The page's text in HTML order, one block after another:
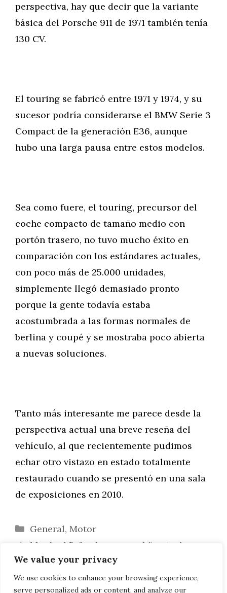
We value your privacy
We use cookies to enhance your browsing experience,
serve personalized ads or content, and analyze our
perspectiva, hay que decir que la variante
básica del Porsche 911 de 1971 también tenía
130 CV.
El touring se fabricó entre 1971 y 1974, y su
sucesor podría considerarse el BMW Serie 3
Compact de la generación E36, aunque
hubo una larga pausa entre estos modelos.
Sea como fuere, el touring, precursor del
coche compacto de tamaño medio con
portón trasero, no tuvo mucho éxito en
comparación con los estándares actuales,
con poco más de 25.000 unidades,
simplemente llegó demasiado pronto
porque la gente todavía estaba
acostumbrada a las formas normales de
berlina y coupé y se mostraba poco abierta
a nuevas soluciones.
Tanto más interesante me parece desde la
perspectiva actual una breve reseña del
vehículo, al que recientemente pudimos
echar otro vistazo en estado totalmente
restaurado cuando se presentó en una sala
de exposiciones en 2010.
Categorías
General, Motor
Manfred Bräunl se pone al frente de
BMW Canadá
Breve presentación: Versiones Tuning